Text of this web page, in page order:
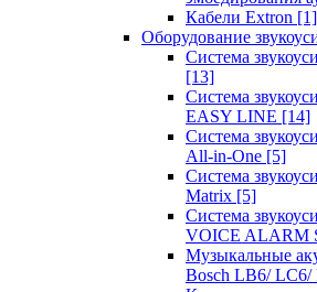
Кабели Extron [1]
Оборудование
Система
[13]
Система
EASY LINE [14]
Система
All-in-One [5]
Система
Matrix [5]
Система
VOICE ALARM
Музыкальные
Bosch LB6/ LC6/